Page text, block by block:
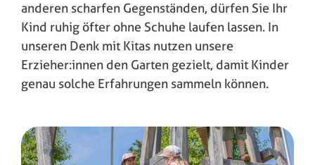
anderen scharfen Gegenständen, dürfen Sie Ihr
Kind ruhig öfter ohne Schuhe laufen lassen. In
unseren Denk mit Kitas nutzen unsere
Erzieher:innen den Garten gezielt, damit Kinder
genau solche Erfahrungen sammeln können.